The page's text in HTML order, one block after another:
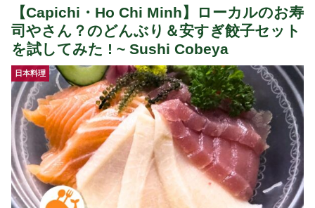
【Capichi・Ho Chi Minh】ローカルのお寿
司やさん？のどんぶり＆安すぎ餃子セット
を試してみた ! ~ Sushi Cobeya
日本料理